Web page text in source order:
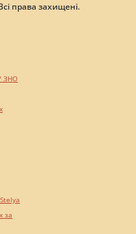
права захищені.
ЗНО
за